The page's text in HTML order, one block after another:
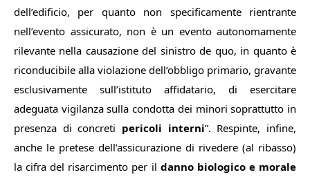
dell’edificio, per quanto non specificamente rientrante
nell’evento assicurato, non è un evento autonomamente
rilevante nella causazione del sinistro de quo, in quanto è
riconducibile alla violazione dell’obbligo primario, gravante
esclusivamente sull’istituto affidatario, di esercitare
adeguata vigilanza sulla condotta dei minori soprattutto in
presenza di concreti pericoli interni”. Respinte, infine,
anche le pretese dell’assicurazione di rivedere (al ribasso)
la cifra del risarcimento per il danno biologico e morale